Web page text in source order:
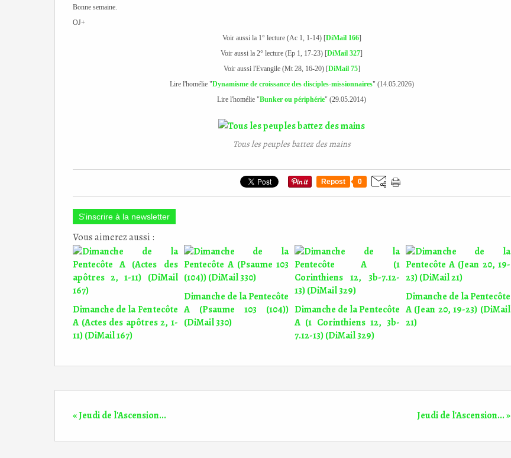
Bonne semaine.
OJ+
Voir aussi la 1° lecture (Ac 1, 1-14) [DiMail 166]
Voir aussi la 2° lecture (Ep 1, 17-23) [DiMail 327]
Voir aussi l'Evangile (Mt 28, 16-20) [DiMail 75]
Lire l'homélie "Dynamisme de croissance des disciples-missionnaires" (14.05.2026)
Lire l'homélie "Bunker ou périphérie" (29.05.2014)
Tous les peuples battez des mains
Repost 0
S'inscrire à la newsletter
Vous aimerez aussi :
Dimanche de la Pentecôte
A (Actes des apôtres 2, 1-
11) (DiMail 167)
Dimanche de la Pentecôte
A (Psaume 103 (104))
(DiMail 330)
Dimanche de la Pentecôte
A (1 Corinthiens 12, 3b-
7.12-13) (DiMail 329)
Dimanche de la Pentecôte
A (Jean 20, 19-23) (DiMail
21)
« Jeudi de l'Ascension... Jeudi de l'Ascension... »